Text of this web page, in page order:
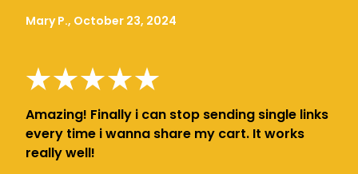
Mary P., October 23, 2024
Amazing! Finally i can stop sending single links
every time i wanna share my cart. It works
really well!